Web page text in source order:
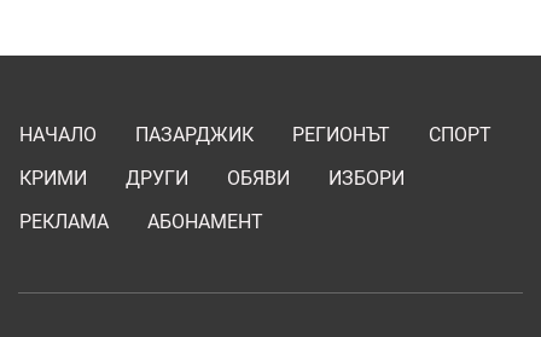
НАЧАЛО ПАЗАРДЖИК РЕГИОНЪТ
СПОРТ
КРИМИ
ДРУГИ ОБЯВИ
ИЗБОРИ
РЕКЛАМА
АБОНАМЕНТ